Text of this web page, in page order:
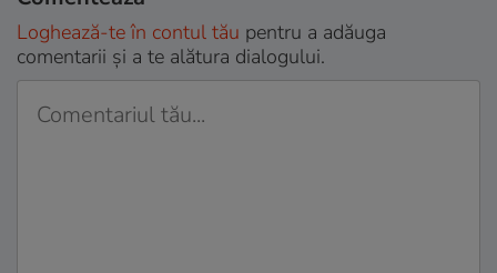
Loghează-te în contul tău pentru a adăuga
comentarii și a te alătura dialogului.